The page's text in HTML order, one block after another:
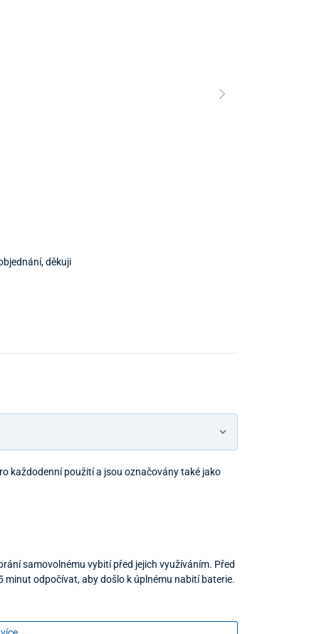
děkuji
každodenní použití a jsou označovány také jako
samovolnému vybití před jejich využíváním. Před
odpočívat, aby došlo k úplnému nabití baterie.